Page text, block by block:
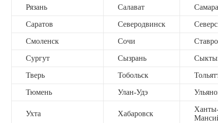
Рязань Салават Самара
Саратов Северодвинск
Смоленск Сочи
Сургут Сызрань
Тверь Тобольск
Тюмень Улан-Удэ
Ухта Хабаровск